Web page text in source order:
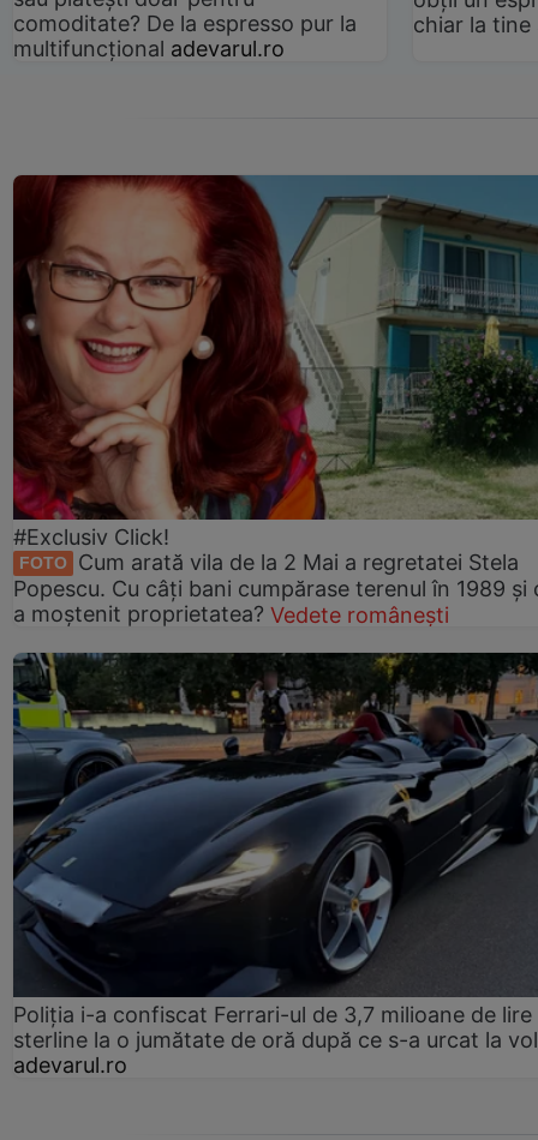
comoditate? De la espresso pur la
multifuncțional adevarul.ro
chiar la tine
#Exclusiv Click!
FOTO
Cum arată vila de la 2 Mai a regretatei Stela
Popescu. Cu câți bani cumpărase terenul în 1989 și
a moștenit proprietatea? Vedete românești
Poliția i-a confiscat Ferrari-ul de 3,7 milioane de lire
sterline la o jumătate de oră după ce s-a urcat la
adevarul.ro